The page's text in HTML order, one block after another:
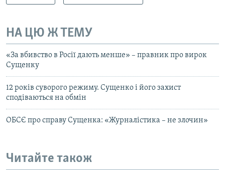
НА ЦЮ Ж ТЕМУ
«За вбивство в Росії дають менше» – правник про вирок
Сущенку
12 років суворого режиму. Сущенко і його захист
сподіваються на обмін
ОБСЄ про справу Сущенка: «Журналістика – не злочин»
Читайте також